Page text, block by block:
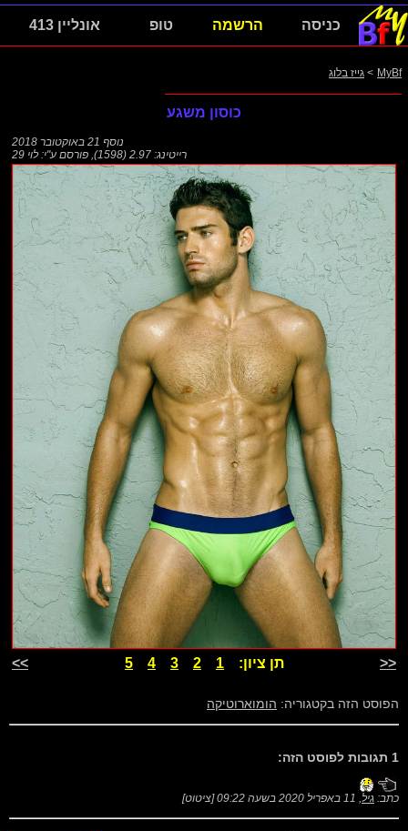
כניסה הרשמה טופ אונליין 413
MyBf
> גייז בלוג
כוסון משגע
נוסף 21 באוקטובר 2018
רייטינג: 2.97 (1598)
, פורסם ע"י:לוי 29
<< תן ציון: 1
2
3
4
5
>>
הפוסט הזה בקטגוריה: הומוארוטיקה
1 תגובות לפוסט הזה:
כתב: גיל, 11 באפריל 2020 בשעה 09:22 [ציטוט]